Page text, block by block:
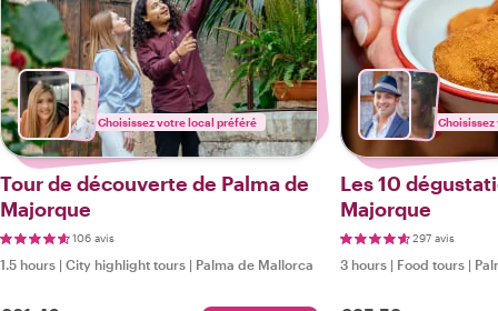
Choisissez votre local préféré
Tour de découverte de Palma de
Majorque
106 avis
1.5 hours | City highlight tours | Palma de Mallorca
Les 10
Majorque
297 avis
3 hours | Food tours |